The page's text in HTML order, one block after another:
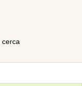
cerca